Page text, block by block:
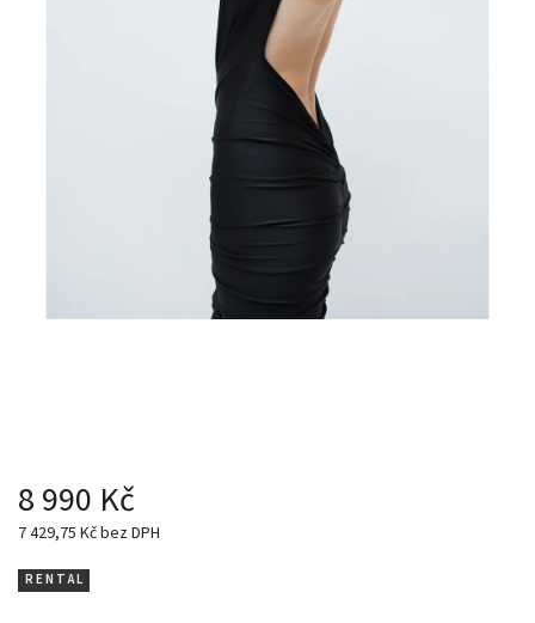
8 990 Kč
7 429,75 Kč bez DPH
R E N T A L